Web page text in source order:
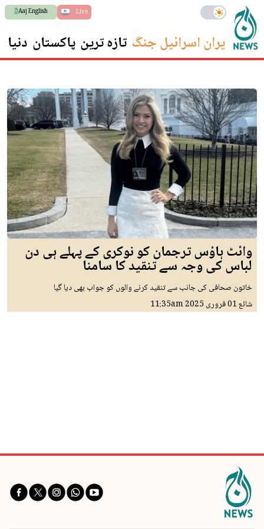
Live
Aaj English
ایران اسرائیل جنگ تازہ ترین پاکستان دنیا
وائٹ ہاؤس ترجمان کو نوکری کے پہلے ہی دن
لباس کی وجہ سے تنقید کا سامنا
خاتون صحافی کی جانب سے تنقید کرنے والوں کو جواب بھی دیا گیا
شائع01 فروری 2025 11:35am